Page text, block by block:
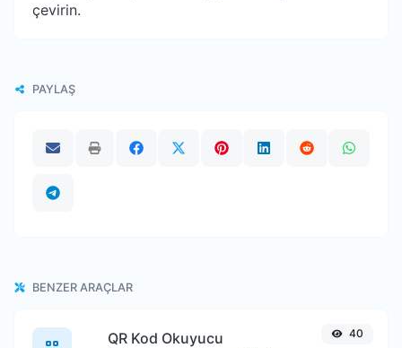
çevirin.
PAYLAŞ
BENZER ARAÇLAR
QR Kod Okuyucu 40